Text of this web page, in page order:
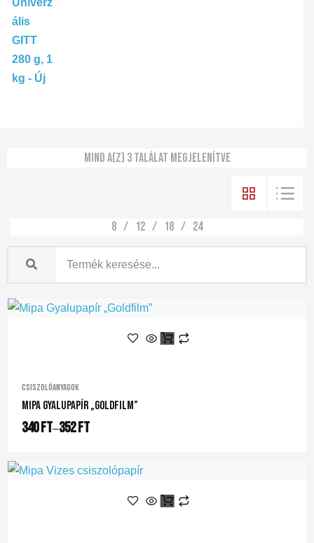
Mind a(z) 3 találat megjelenítve
8 12 18 24
Csiszolóanyagok
Mipa Gyalupapír „Goldfilm”
340Ft–352Ft